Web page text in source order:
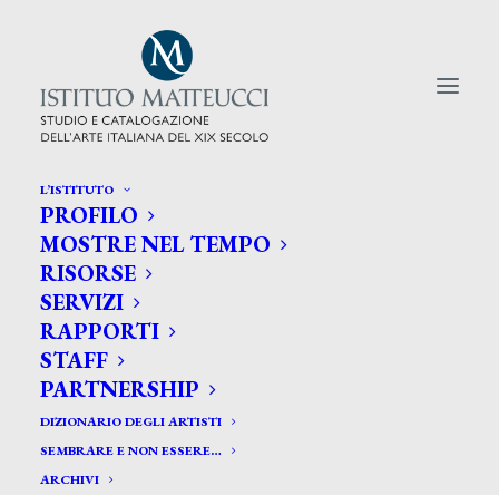
L’ISTITUTO
PROFILO
MOSTRE NEL TEMPO
RISORSE
SERVIZI
RAPPORTI
STAFF
PARTNERSHIP
DIZIONARIO DEGLI ARTISTI
SEMBRARE E NON ESSERE…
ARCHIVI
CERCA TRA GLI ARTISTI:
Search
for: